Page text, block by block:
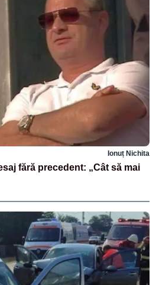
Ionuț Nichita
fără precedent: „Cât să mai